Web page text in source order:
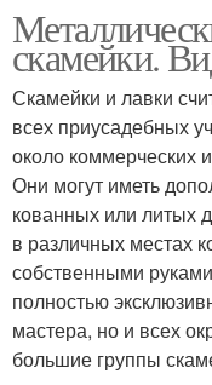
профильной
Скамейка без
Металлические
скамейки
скамейки.
Скамейки и лавки
всех приусадебных
около коммерческих
Они могут иметь
кованных или литых
в различных местах
собственными
полностью
мастера, но и всех
большие группы